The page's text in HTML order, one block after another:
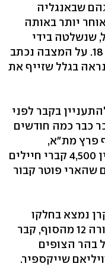
שבאנגליה
לצבא הבריטי ב-1938. מאוחר יותר באותה
שנשלטה בידי
המנדט הבריטי – ונפל בקרב בגיל 18. על המצבה נכתב
בגיל 19, ככל הנראה בגלל שזייף את
בקבר לפני
כבר כמה חודשים
פרץ מת"א,
שהגיע לראות את הקבר המוצב בין 4,500 קברי חיילים
שהארי פוטר קבור
נמצא בחלקו
הצפון-מזרחי של בית הקברות (שורה 12 מהסוף, קבר
בהר הצופים
שייקספיר.